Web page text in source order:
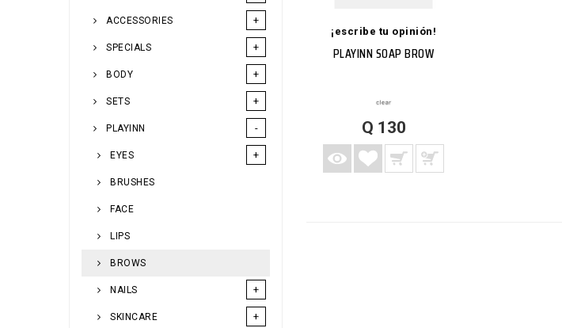
ACCESSORIES
SPECIALS
BODY
SETS
PLAYINN
EYES
BRUSHES
FACE
LIPS
BROWS
NAILS
SKINCARE
¡escribe tu opinión!
PLAYINN SOAP BROW
AGREGAR A LISTA DE DESEOS
VISTA RÁPIDA
AGREGAR A CARRITO
MÁS
Q 130